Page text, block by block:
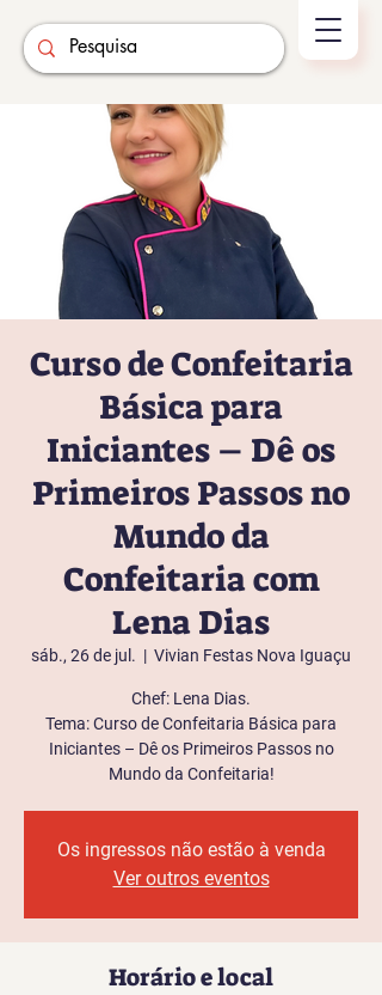
Curso de Confeitaria
Básica para
Iniciantes – Dê os
Primeiros Passos no
Mundo da
Confeitaria com
Lena Dias
sáb., 26 de jul.
  |
Vivian Festas Nova Iguaçu
Chef: Lena Dias.
Tema: Curso de Confeitaria Básica para
Iniciantes – Dê os Primeiros Passos no
Mundo da Confeitaria!
Os ingressos não estão à venda
Ver outros eventos
Horário e local